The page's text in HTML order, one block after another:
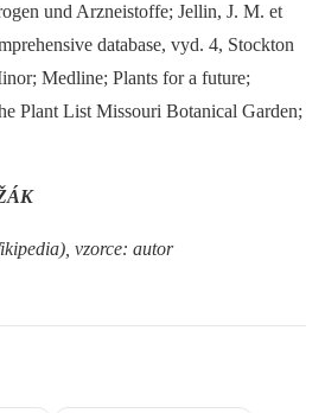
und Arzneistoffe; Jellin, J. M. et
database, vyd. 4, Stockton
Medline; Plants for a future;
Plant List Missouri Botanical Garden;
vzorce: autor